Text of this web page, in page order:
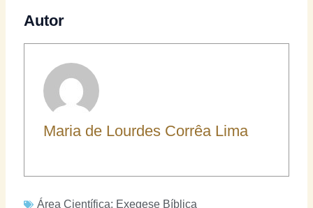
Autor
Maria de Lourdes Corrêa Lima
Área Científica: Exegese Bíblica